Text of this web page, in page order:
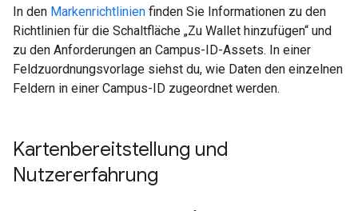
In den Markenrichtlinien finden Sie Informationen zu den
Richtlinien für die Schaltfläche „Zu Wallet hinzufügen“ und
zu den Anforderungen an Campus-ID-Assets. In einer
Feldzuordnungsvorlage siehst du, wie Daten den einzelnen
Feldern in einer Campus-ID zugeordnet werden.
Kartenbereitstellung und
Nutzererfahrung